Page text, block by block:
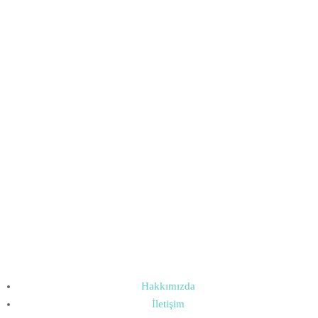
Hakkımızda
İletişim